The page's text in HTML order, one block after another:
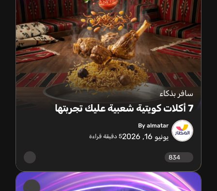
سافر بذكاء
7 أكلات كويتية شعبية عليك تجربتها
By almatar
يونيو 16, 2026 5 دقيقة قراءة
834